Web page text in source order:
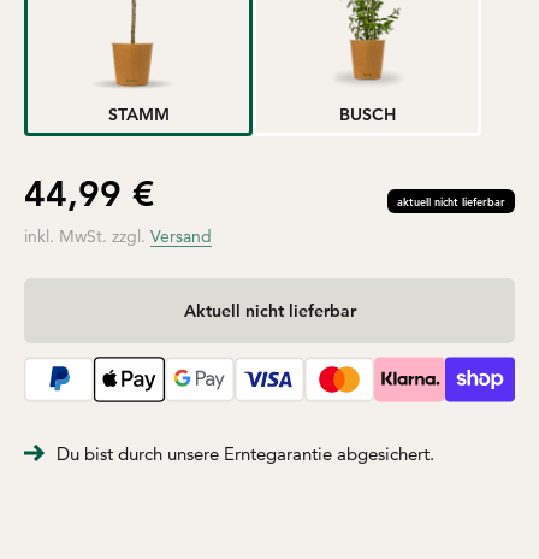
STAMM BUSCH
Angebot
44,99 € aktuell nicht lieferbar
inkl. MwSt. zzgl. Versand
Aktuell nicht lieferbar
Du bist durch unsere Erntegarantie abgesichert.